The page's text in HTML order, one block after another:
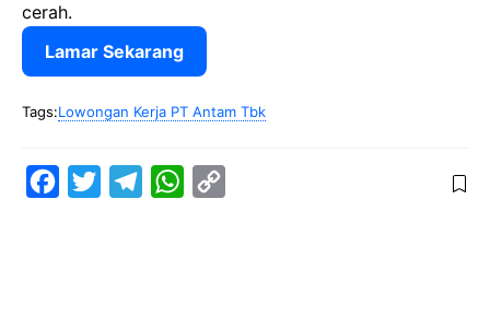
cerah.
Lamar Sekarang
Tags:Lowongan Kerja PT Antam Tbk
W